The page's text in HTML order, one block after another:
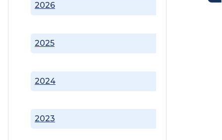
2023
2024
2025
2026